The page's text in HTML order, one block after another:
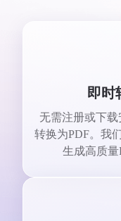
即时
无需注册或下
转换为PDF。我
生成高质量